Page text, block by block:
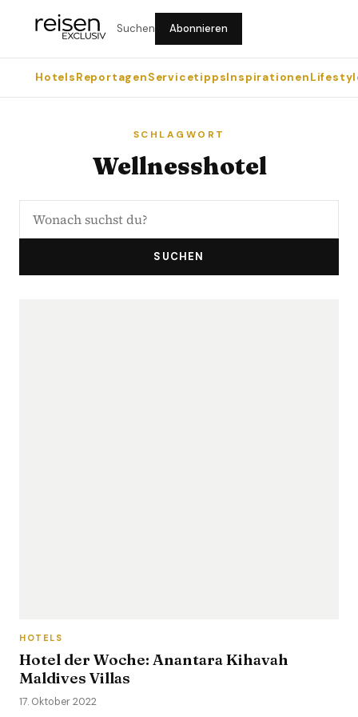
Suchen Abonnieren
HotelsReportagenServicetippsInspirationen
SCHLAGWORT
Wellnesshotel
SUCHEN
HOTELS
Hotel der Woche: Anantara Kihavah
Maldives Villas
17. Oktober 2022